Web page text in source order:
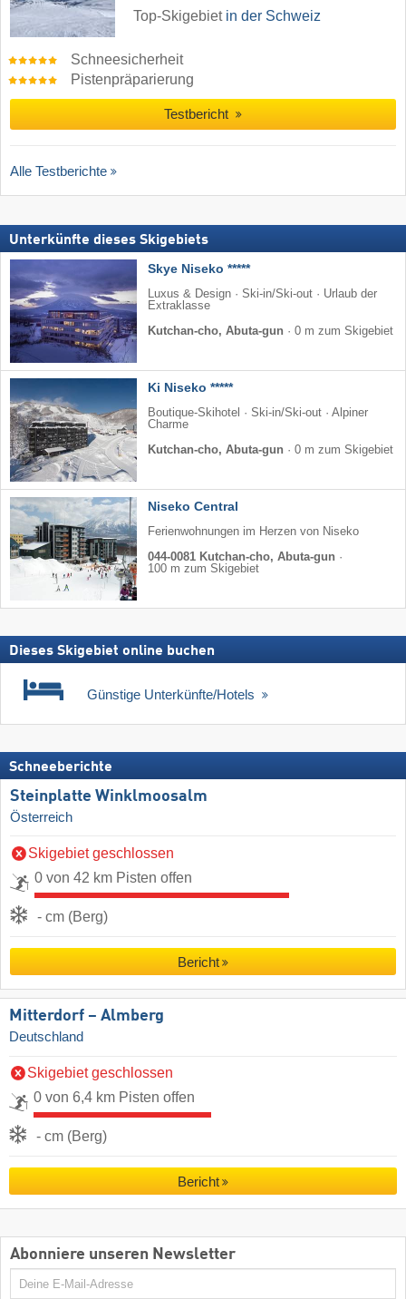
Top-Skigebiet in der Schweiz
Schneesicherheit
Pistenpräparierung
Testbericht
Alle Testberichte
Unterkünfte dieses Skigebiets
Skye Niseko *****
Luxus & Design · Ski-in/Ski-out · Urlaub der
Extraklasse
Kutchan-cho, Abuta-gun · 0 m zum Skigebiet
Ki Niseko *****
Boutique-Skihotel · Ski-in/Ski-out · Alpiner
Charme
Kutchan-cho, Abuta-gun · 0 m zum Skigebiet
Niseko Central
Ferienwohnungen im Herzen von Niseko
044-0081 Kutchan-cho, Abuta-gun ·
100 m zum Skigebiet
Dieses Skigebiet online buchen
Günstige Unterkünfte/Hotels
Schneeberichte
Steinplatte Winklmoosalm
Österreich
Skigebiet geschlossen
0 von 42 km Pisten offen
- cm (Berg)
Bericht
Mitterdorf – Almberg
Deutschland
Skigebiet geschlossen
0 von 6,4 km Pisten offen
- cm (Berg)
Bericht
Abonniere unseren Newsletter
E-